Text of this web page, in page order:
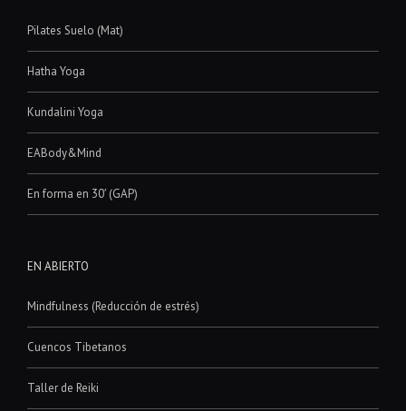
Pilates Suelo (Mat)
Hatha Yoga
Kundalini Yoga
EABody&Mind
En forma en 30′ (GAP)
EN ABIERTO
Mindfulness (Reducción de estrés)
Cuencos Tibetanos
Taller de Reiki